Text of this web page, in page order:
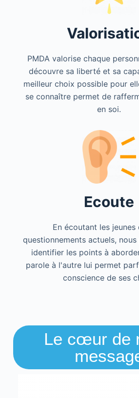
PMDA valorise chaque
découvre sa liberté et sa
meilleur choix possible pour
se connaître permet de
en soi.
Ecoute
En écoutant les jeunes
questionnements actuels,
identifier les points à
parole à l'autre lui permet
conscience de ses
Le cœur de